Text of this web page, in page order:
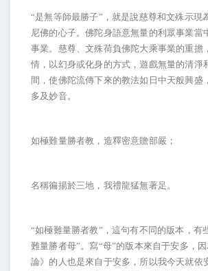
“是無等師最勝子”，就是說慈尊和文殊示現
尼佛的心子。佛陀身語意無量的利眾事業當
事業。慈尊、文殊荷負佛陀大乘事業的重擔
情，以幻身或化身的方式，遊戲無量的清淨
間，使佛陀流傳下來的教法如日中天般興盛
多及妙音。
如極難量勝者教，造釋密意贍部嚴；
名稱徧揚於三地，我禮龍猛無著足。
“如極難量勝者教”，這句有不同的版本，有
難量勝者母”。寫“母”的版本來自于安多，
論》的人也是來自于安多，所以我今天就依